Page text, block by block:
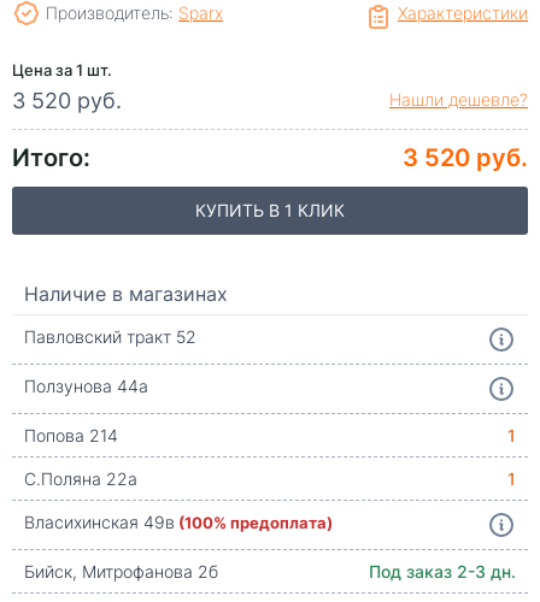
Характеристики
Производитель: Sparx
Цена за 1 шт.
3 520 руб. Нашли дешевле?
Итого: 3 520 руб.
КУПИТЬ В 1 КЛИК
Наличие в магазинах
Павловский тракт 52
Ползунова 44а
Попова 214
1
С.Поляна 22а
1
Власихинская 49в (100% предоплата)
Бийск, Митрофанова 2б
Под заказ 2-3 дн.